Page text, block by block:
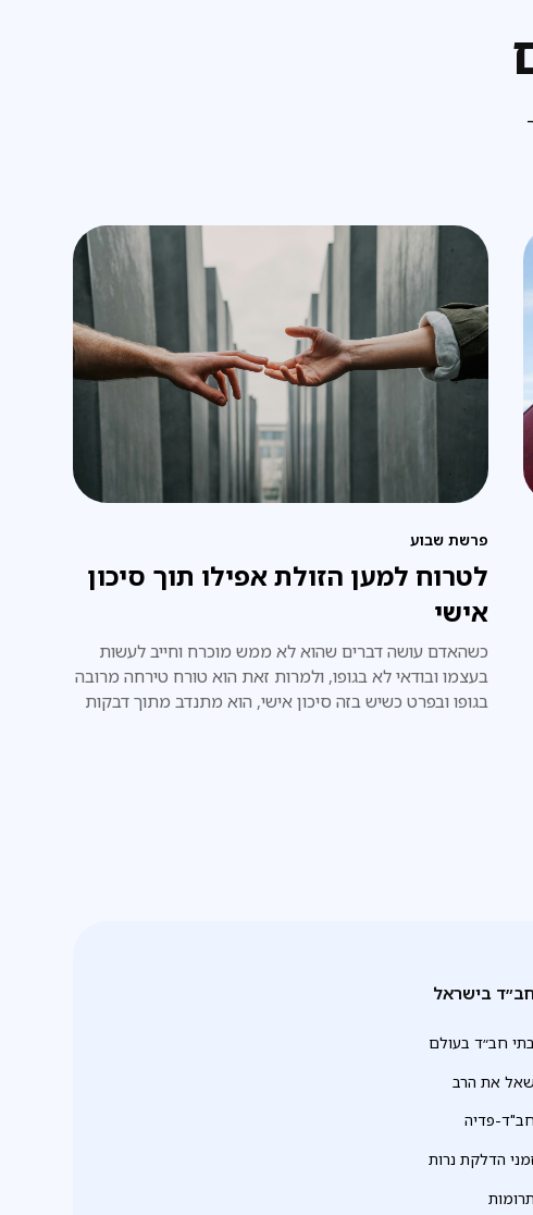
פרשת שבוע
לטרוח למען הזולת אפילו תוך סיכון
אישי
כשהאדם עושה דברים שהוא לא ממש מוכרח וחייב לעשות
בעצמו ובודאי לא בגופו, ולמרות זאת הוא טורח טירחה מרובה
בגופו ובפרט כשיש בזה סיכון אישי, הוא מתנדב מתוך דבקות
חב״ד בישראל
בתי חב״ד בעולם
שאל את הרב
חב"ד-פדיה
הדלקת נרות
תרומות